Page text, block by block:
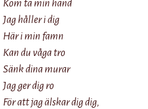
Kom ta min hand
Jag håller i dig
Här i min famn
Kan du våga tro
Sänk dina murar
Jag ger dig ro
För att jag älskar dig dig,